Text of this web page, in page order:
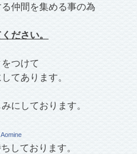
仲間を集める事の為
ださい。
つけて
てあります。
にしております。
Aomine
しております。